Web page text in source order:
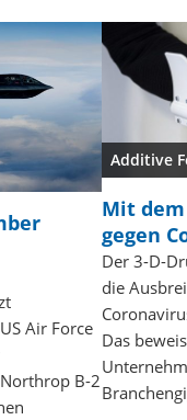
Air Force
B-2
Additive
Mit
gegen
Der 3-D-
die
Das